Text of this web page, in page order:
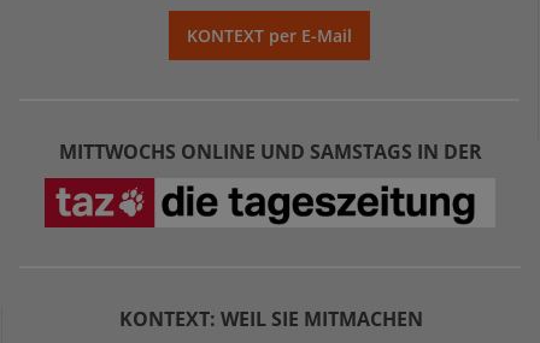
KONTEXT per E-Mail
MITTWOCHS ONLINE UND SAMSTAGS IN DER
KONTEXT: WEIL SIE MITMACHEN